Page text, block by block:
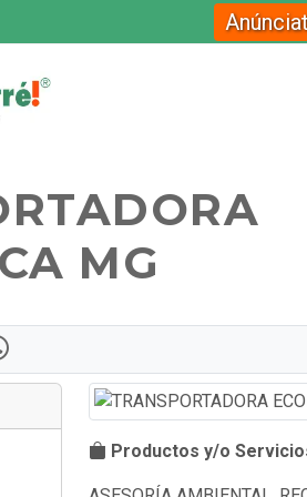
MG
Productos y/o